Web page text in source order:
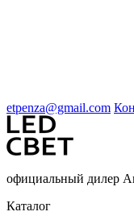
etpenza@gmail.com
официальный дилер
Каталог